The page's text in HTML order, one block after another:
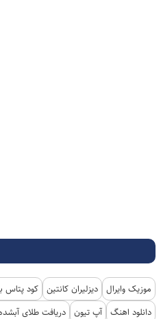
موزیک وایرال دیزلیران کانتین کود پتاس
دانلود اهنگ آپ تیون دریافت طلای